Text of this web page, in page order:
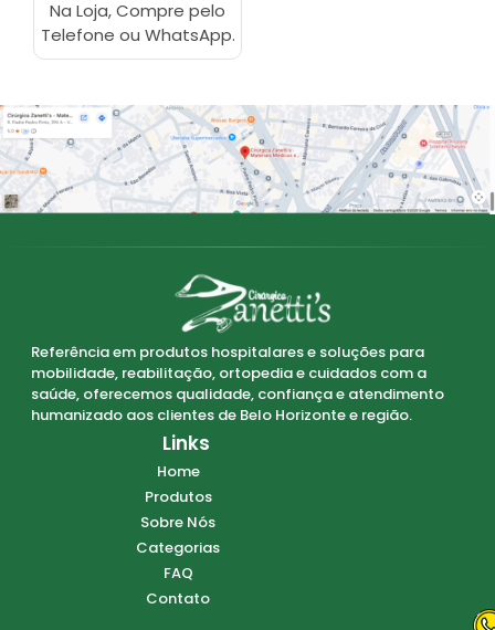
Na Loja, Compre pelo
Telefone ou WhatsApp.
Referência em produtos hospitalares e soluções para
mobilidade, reabilitação, ortopedia e cuidados com a
saúde, oferecemos qualidade, confiança e atendimento
humanizado aos clientes de Belo Horizonte e região.
Links
Home
Produtos
Sobre Nós
Categorias
FAQ
Contato